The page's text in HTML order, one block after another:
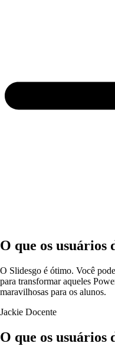
O que os usuários
O Slidesgo é ótimo. Você
para transformar aqueles
maravilhosas para os alunos.
Jackie Docente
O que os usuários